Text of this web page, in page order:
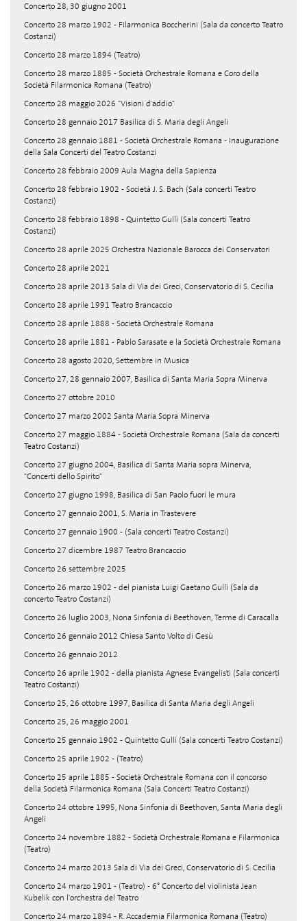
Concerto 28, 30 giugno 2001
Concerto 28 marzo 1902 - Filarmonica Boccherini (Sala da concerto Teatro
Costanzi)
Concerto 28 marzo 1894 (Teatro)
Concerto 28 marzo 1885 - Società Orchestrale Romana e Coro della
Società Filarmonica Romana (Teatro)
Concerto 28 maggio 2026 "Visioni d'addio"
Concerto 28 gennaio 2017 Basilica di S. Maria degli Angeli
Concerto 28 gennaio 1881 - Società Orchestrale Romana - Inaugurazione
della Sala Concerti del Teatro Costanzi
Concerto 28 febbraio 2009 Aula Magna della Sapienza
Concerto 28 febbraio 1902 - Società J. S. Bach (Sala concerti Teatro
Costanzi)
Concerto 28 febbraio 1898 - Quintetto Gullì (Sala concerti Teatro
Costanzi)
Concerto 28 aprile 2025 Orchestra Nazionale Barocca dei Conservatori
Concerto 28 aprile 2021
Concerto 28 aprile 2013 Sala di Via dei Greci, Conservatorio di S. Cecilia
Concerto 28 aprile 1991 Teatro Brancaccio
Concerto 28 aprile 1888 - Società Orchestrale Romana
Concerto 28 aprile 1881 - Pablo Sarasate e la Società Orchestrale Romana
Concerto 28 agosto 2020, Settembre in Musica
Concerto 27, 28 gennaio 2007, Basilica di Santa Maria Sopra Minerva
Concerto 27 ottobre 2010
Concerto 27 marzo 2002 Santa Maria Sopra Minerva
Concerto 27 maggio 1884 - Società Orchestrale Romana (Sala da concerti
Teatro Costanzi)
Concerto 27 giugno 2004, Basilica di Santa Maria sopra Minerva,
"Concerti dello Spirito"
Concerto 27 giugno 1998, Basilica di San Paolo fuori le mura
Concerto 27 gennaio 2001, S. Maria in Trastevere
Concerto 27 gennaio 1900 - (Sala concerti Teatro Costanzi)
Concerto 27 dicembre 1987 Teatro Brancaccio
Concerto 26 settembre 2025
Concerto 26 marzo 1902 - del pianista Luigi Gaetano Gullì (Sala da
concerto Teatro Costanzi)
Concerto 26 luglio 2003, Nona Sinfonia di Beethoven, Terme di Caracalla
Concerto 26 gennaio 2012 Chiesa Santo Volto di Gesù
Concerto 26 gennaio 2012
Concerto 26 aprile 1902 - della pianista Agnese Evangelisti (Sala concerti
Teatro Costanzi)
Concerto 25, 26 ottobre 1997, Basilica di Santa Maria degli Angeli
Concerto 25, 26 maggio 2001
Concerto 25 gennaio 1902 - Quintetto Gullì (Sala concerti Teatro Costanzi)
Concerto 25 aprile 1902 - (Teatro)
Concerto 25 aprile 1885 - Società Orchestrale Romana con il concorso
della Società Filarmonica Romana (Sala Concerti Teatro Costanzi)
Concerto 24 ottobre 1995, Nona Sinfonia di Beethoven, Santa Maria degli
Angeli
Concerto 24 novembre 1882 - Società Orchestrale Romana e Filarmonica
(Teatro)
Concerto 24 marzo 2013 Sala di Via dei Greci, Conservatorio di S. Cecilia
Concerto 24 marzo 1901 - (Teatro) - 6° Concerto del violinista Jean
Kubelik con l'orchestra del Teatro
Concerto 24 marzo 1894 - R. Accademia Filarmonica Romana (Teatro)